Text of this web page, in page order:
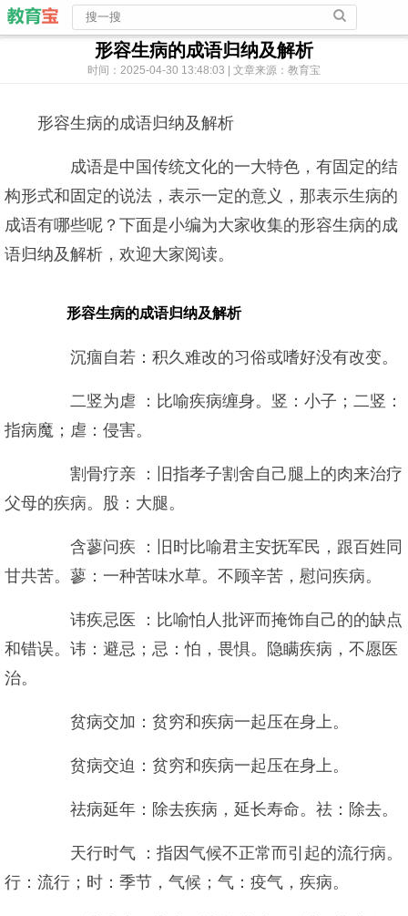
形容生病的成语归纳及解析
时间：2025-04-30 13:48:03 | 文章来源：教育宝
形容生病的成语归纳及解析
成语是中国传统文化的一大特色，有固定的结
构形式和固定的说法，表示一定的意义，那表示生病的
成语有哪些呢？下面是小编为大家收集的形容生病的成
语归纳及解析，欢迎大家阅读。
形容生病的成语归纳及解析
沉痼自若：积久难改的习俗或嗜好没有改变。
二竖为虐 ：比喻疾病缠身。竖：小子；二竖：
指病魔；虐：侵害。
割骨疗亲 ：旧指孝子割舍自己腿上的肉来治疗
父母的疾病。股：大腿。
含蓼问疾 ：旧时比喻君主安抚军民，跟百姓同
甘共苦。蓼：一种苦味水草。不顾辛苦，慰问疾病。
讳疾忌医 ：比喻怕人批评而掩饰自己的的缺点
和错误。讳：避忌；忌：怕，畏惧。隐瞒疾病，不愿医
治。
贫病交加：贫穷和疾病一起压在身上。
贫病交迫：贫穷和疾病一起压在身上。
祛病延年：除去疾病，延长寿命。祛：除去。
天行时气 ：指因气候不正常而引起的流行病。
行：流行；时：季节，气候；气：疫气，疾病。